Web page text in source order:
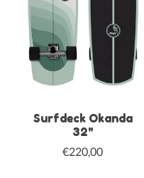
Surfdeck Okanda
32"
€220,00